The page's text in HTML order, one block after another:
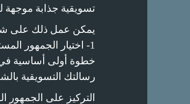
تسويقية جذابة موجهة
يمكن عمل ذلك على
1- اختيار الجمهور المستهدف:
خطوة أولى أساسية في
رسالتك التسويقية
التركيز على